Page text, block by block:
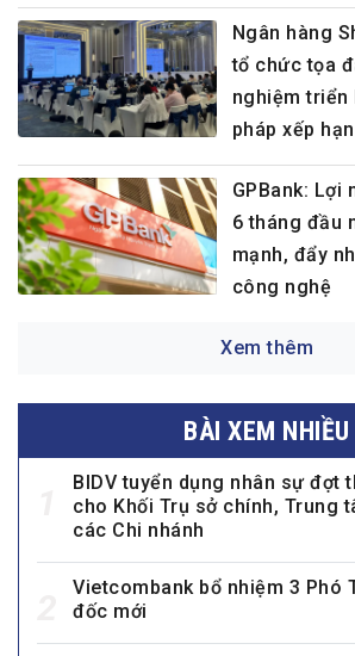
Ngân hàng
tổ chức tọa
nghiệm triển
pháp xếp
GPBank: Lợi
6 tháng đầu
mạnh, đẩy
công nghệ
Xem thêm
BÀI XEM NHIỀU
BIDV tuyển dụng nhân sự đợt
cho Khối Trụ sở chính, Trung
các Chi nhánh
Vietcombank bổ nhiệm 3 Phó
đốc mới